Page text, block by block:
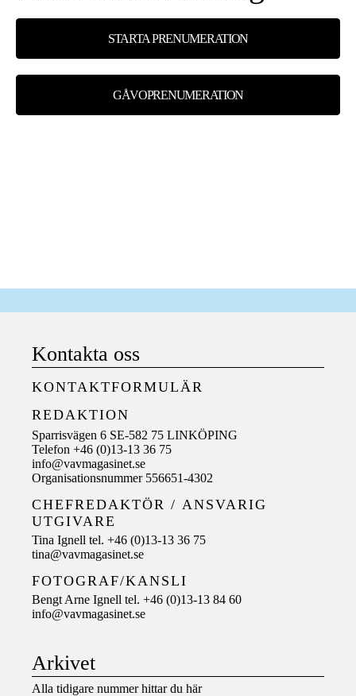
STARTA PRENUMERATION
GÅVOPRENUMERATION
Kontakta oss
KONTAKTFORMULÄR
REDAKTION
Sparrisvägen 6 SE-582 75 LINKÖPING
Telefon +46 (0)13-13 36 75
info@vavmagasinet.se
Organisationsnummer 556651-4302
CHEFREDAKTÖR / ANSVARIG
UTGIVARE
Tina Ignell tel. +46 (0)13-13 36 75
tina@vavmagasinet.se
FOTOGRAF/KANSLI
Bengt Arne Ignell tel. +46 (0)13-13 84 60
info@vavmagasinet.se
Arkivet
Alla tidigare nummer hittar du här